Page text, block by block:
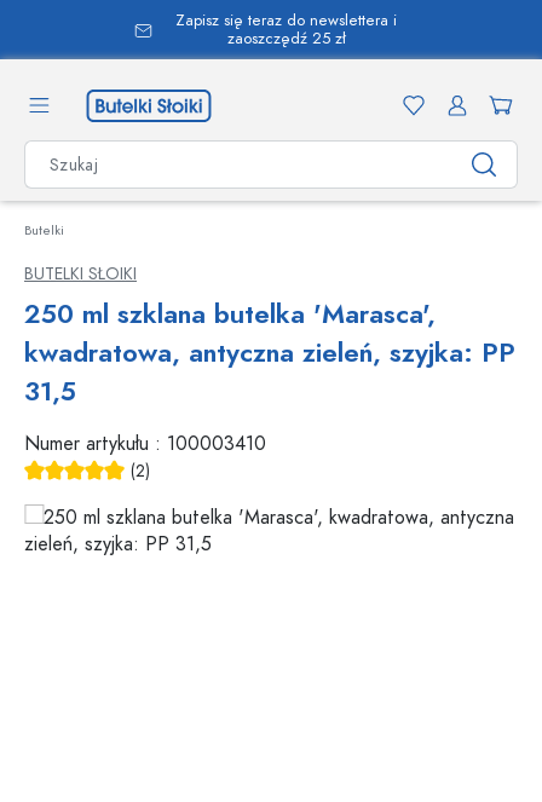
zawartości
Zapisz się teraz do newslettera i
zaoszczędź 25 zł
Butelki
BUTELKI SŁOIKI
250 ml szklana butelka 'Marasca',
kwadratowa, antyczna zieleń, szyjka: PP
31,5
Numer artykułu : 100003410
(2)